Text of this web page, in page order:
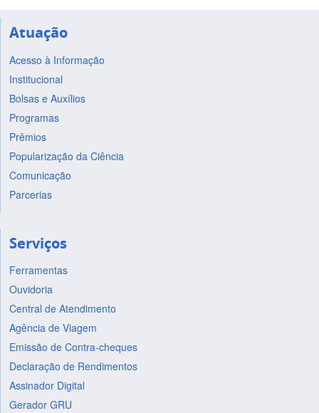
Atuação
Acesso à Informação
Institucional
Bolsas e Auxílios
Programas
Prêmios
Popularização da Ciência
Comunicação
Parcerias
Serviços
Ferramentas
Ouvidoria
Central de Atendimento
Agência de Viagem
Emissão de Contra-cheques
Declaração de Rendimentos
Assinador Digital
Gerador GRU